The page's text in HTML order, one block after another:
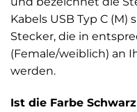
Kabels USB Typ C
Stecker, die in
(Female/weiblich) an
werden.
Ist die Farbe